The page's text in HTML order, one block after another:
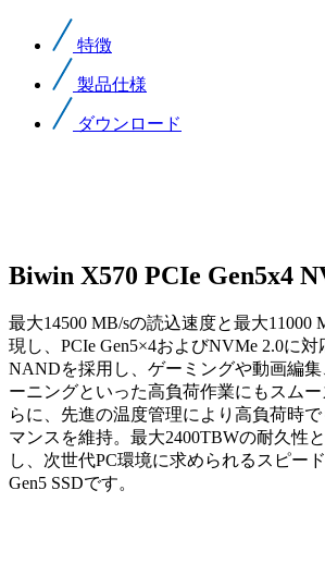
特徴
製品仕様
ダウンロード
Biwin X570 PCIe Gen5x4
最大14500 MB/sの読込速度と最大11000
現し、PCIe Gen5×4およびNVMe 2.0に
NANDを採用し、ゲーミングや動画編
ーニングといった高負荷作業にもスム
らに、先進の温度管理により高負荷時
マンスを維持。最大2400TBWの耐久性
し、次世代PC環境に求められるスピー
Gen5 SSDです。